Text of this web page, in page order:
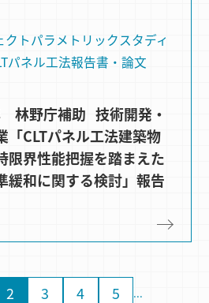
クトパラメトリックスタディ
パネル工法報告書・論文
林野庁補助 技術開発・
「CLTパネル工法建築物
限界性能把握を踏まえた
緩和に関する検討」報告
2 3 4 5 ...